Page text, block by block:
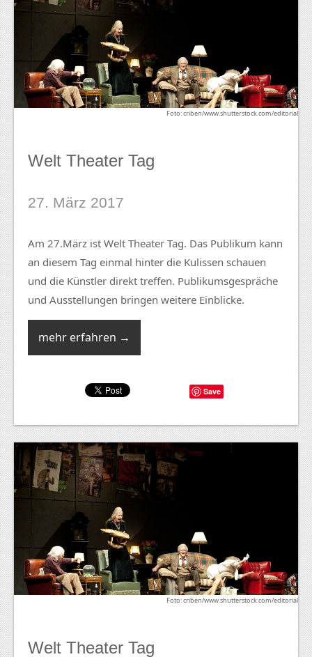
Foto: criben/www.shutterstock.com/editorial
Welt Theater Tag
27. März 2017
Am 27.März ist Welt Theater Tag. Das Publikum kann
an diesem Tag einmal hinter die Kulissen schauen
und die Künstler direkt treffen. Publikumsgespräche
und Ausstellungen bringen weitere Einblicke.
mehr erfahren →
Save
Foto: criben/www.shutterstock.com/editorial
Welt Theater Tag